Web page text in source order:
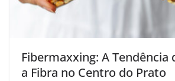
Fibermaxxing: A Tendência
a Fibra no Centro do Prato